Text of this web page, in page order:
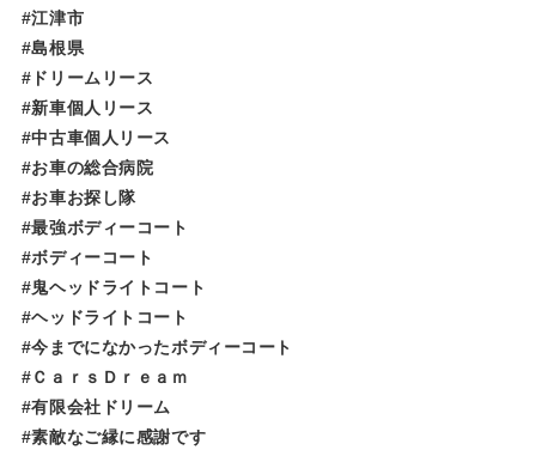
#江津市
#島根県
#ドリームリース
#新車個人リース
#中古車個人リース
#お車の総合病院
#お車お探し隊
#最強ボディーコート
#ボディーコート
#鬼ヘッドライトコート
#ヘッドライトコート
#今までになかったボディーコート
#ＣａｒｓＤｒｅａｍ
#有限会社ドリーム
#素敵なご縁に感謝です